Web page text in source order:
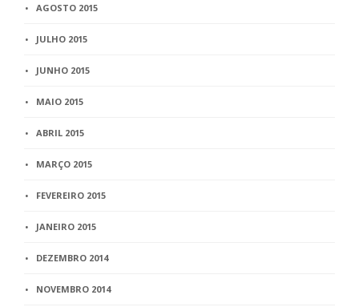
AGOSTO 2015
JULHO 2015
JUNHO 2015
MAIO 2015
ABRIL 2015
MARÇO 2015
FEVEREIRO 2015
JANEIRO 2015
DEZEMBRO 2014
NOVEMBRO 2014